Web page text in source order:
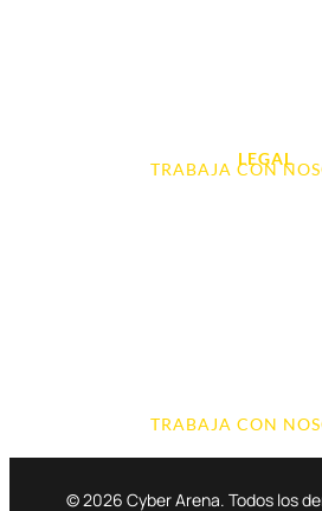
LEGAL
TRABAJA CON
TRABAJA CON
© 2026 Cyber Arena. Todos los